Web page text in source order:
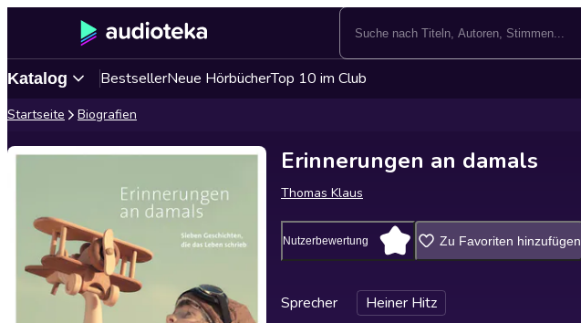
Katalog BestsellerNeue HörbücherTop 10 im Club
Startseite Biografien
Erinnerungen an damals
Thomas Klaus
Nutzerbewertung Zu Favoriten hinzufügen
Sprecher
Heiner Hitz